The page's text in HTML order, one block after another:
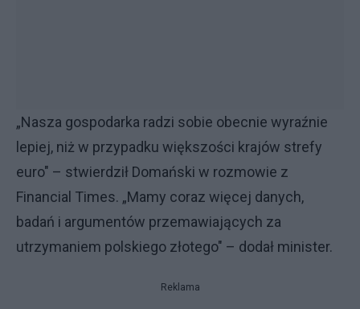
„Nasza gospodarka radzi sobie obecnie wyraźnie
lepiej, niż w przypadku większości krajów strefy
euro" – stwierdził Domański w rozmowie z
Financial Times. „Mamy coraz więcej danych,
badań i argumentów przemawiających za
utrzymaniem polskiego złotego" – dodał minister.
Reklama